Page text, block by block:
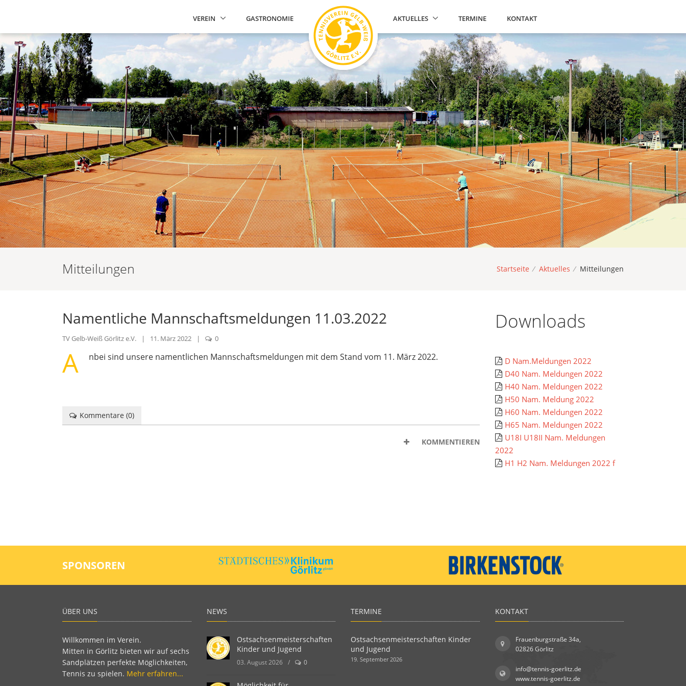
VEREIN GASTRONOMIE AKTUELLES TERMINE KONTAKT
Mitteilungen Startseite / Aktuelles / Mitteilungen
Namentliche Mannschaftsmeldungen 11.03.2022
TV Gelb-Weiß Görlitz e.V. | 11. März 2022 | 0
A nbei sind unsere namentlichen Mannschaftsmeldungen mit dem Stand vom 11. März 2022.
Kommentare (0)
KOMMENTIEREN
Downloads
D Nam.Meldungen 2022
D40 Nam. Meldungen 2022
H40 Nam. Meldungen 2022
H50 Nam. Meldung 2022
H60 Nam. Meldungen 2022
H65 Nam. Meldungen 2022
U18I U18II Nam. Meldungen
2022
H1 H2 Nam. Meldungen 2022 f
SPONSOREN
ÜBER UNS
Willkommen im Verein.
Mitten in Görlitz bieten wir auf sechs
Sandplätzen perfekte Möglichkeiten,
Tennis zu spielen. Mehr erfahren...
NEWS
Ostsachsenmeisterschaften
Kinder und Jugend
03. August 2026 / 0
TERMINE
Ostsachsenmeisterschaften Kinder
und Jugend
19. September 2026
KONTAKT
Frauenburgstraße 34a,
02826 Görlitz
info@tennis-goerlitz.de
www.tennis-goerlitz.de